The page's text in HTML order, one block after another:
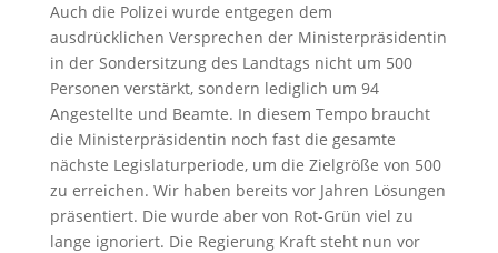
Auch die Polizei wurde entgegen dem
ausdrücklichen Versprechen der Ministerpräsidentin
in der Sondersitzung des Landtags nicht um 500
Personen verstärkt, sondern lediglich um 94
Angestellte und Beamte. In diesem Tempo braucht
die Ministerpräsidentin noch fast die gesamte
nächste Legislaturperiode, um die Zielgröße von 500
zu erreichen. Wir haben bereits vor Jahren Lösungen
präsentiert. Die wurde aber von Rot-Grün viel zu
lange ignoriert. Die Regierung Kraft steht nun vor